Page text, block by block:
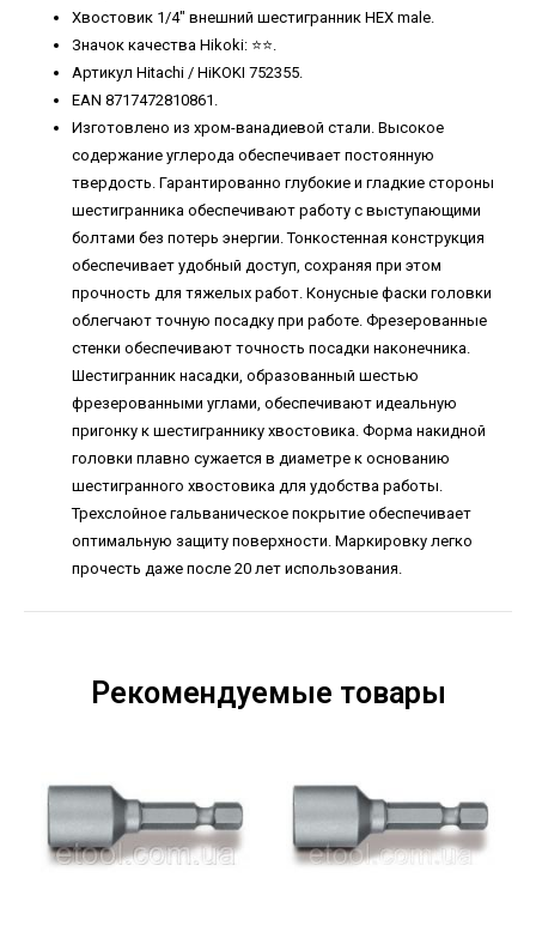
Хвостовик 1/4" внешний шестигранник HEX male.
Значок качества Hikoki: ⭐️⭐️.
Артикул Hitachi / HiKOKI 752355.
EAN 8717472810861.
Изготовлено из хром-ванадиевой стали. Высокое
содержание углерода обеспечивает постоянную
твердость. Гарантированно глубокие и гладкие стороны
шестигранника обеспечивают работу с выступающими
болтами без потерь энергии. Тонкостенная конструкция
обеспечивает удобный доступ, сохраняя при этом
прочность для тяжелых работ. Конусные фаски головки
облегчают точную посадку при работе. Фрезерованные
стенки обеспечивают точность посадки наконечника.
Шестигранник насадки, образованный шестью
фрезерованными углами, обеспечивают идеальную
пригонку к шестиграннику хвостовика. Форма накидной
головки плавно сужается в диаметре к основанию
шестигранного хвостовика для удобства работы.
Трехслойное гальваническое покрытие обеспечивает
оптимальную защиту поверхности. Маркировку легко
прочесть даже после 20 лет использования.
Рекомендуемые товары